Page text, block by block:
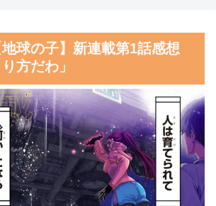
前屈みで
拡散され
イオンが
あらせ」
交換して
らの濃厚
海外「”京都の鳥”は良いぞ」
小規模だけどお勧めな日本の観
光名所／お店に対する海外の反
応
韓国人「日本がここまでの観
光大国に発展した本当の理由が
こちら…」→「昔から日本は愛
されてた…（ﾌﾞﾙﾌﾞﾙ」＝韓国
の反応
球の子】新連載第1話感想
方だわ」